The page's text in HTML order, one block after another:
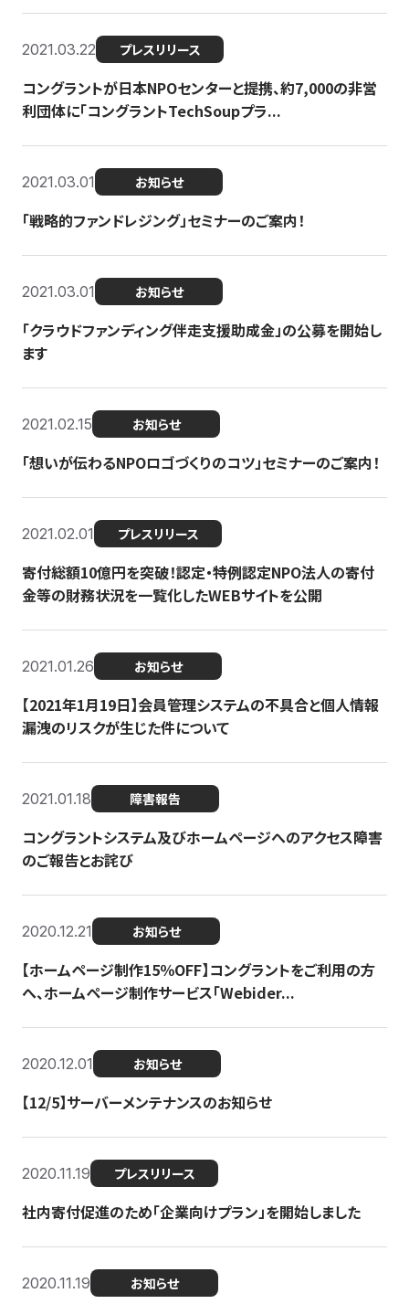
2021.03.22 プレスリリース
コングラントが日本NPOセンターと提携、約7,000の非営
利団体に「コングラントTechSoupプラ...
2021.03.01 お知らせ
「戦略的ファンドレジング」セミナーのご案内！
2021.03.01 お知らせ
「クラウドファンディング伴走支援助成金」の公募を開始し
ます
2021.02.15 お知らせ
「想いが伝わるNPOロゴづくりのコツ」セミナーのご案内！
2021.02.01 プレスリリース
寄付総額10億円を突破！認定・特例認定NPO法人の寄付
金等の財務状況を一覧化したWEBサイトを公開
2021.01.26 お知らせ
【2021年1月19日】会員管理システムの不具合と個人情報
漏洩のリスクが生じた件について
2021.01.18 障害報告
コングラントシステム及びホームページへのアクセス障害
のご報告とお詫び
2020.12.21 お知らせ
【ホームページ制作15％OFF】コングラントをご利用の方
へ、ホームページ制作サービス「Webider...
2020.12.01 お知らせ
【12/5】サーバーメンテナンスのお知らせ
2020.11.19 プレスリリース
社内寄付促進のため「企業向けプラン」を開始しました
2020.11.19 お知らせ